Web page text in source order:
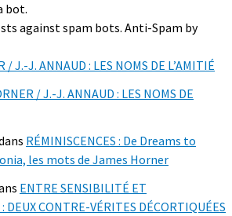
bot.
against spam bots. Anti-Spam by
/ J.-J. ANNAUD : LES NOMS DE L’AMITIÉ
/ J.-J. ANNAUD : LES NOMS DE
RÉMINISCENCES : De Dreams to
les mots de James Horner
ENTRE SENSIBILITÉ ET
DEUX CONTRE-VÉRITES DÉCORTIQUÉES